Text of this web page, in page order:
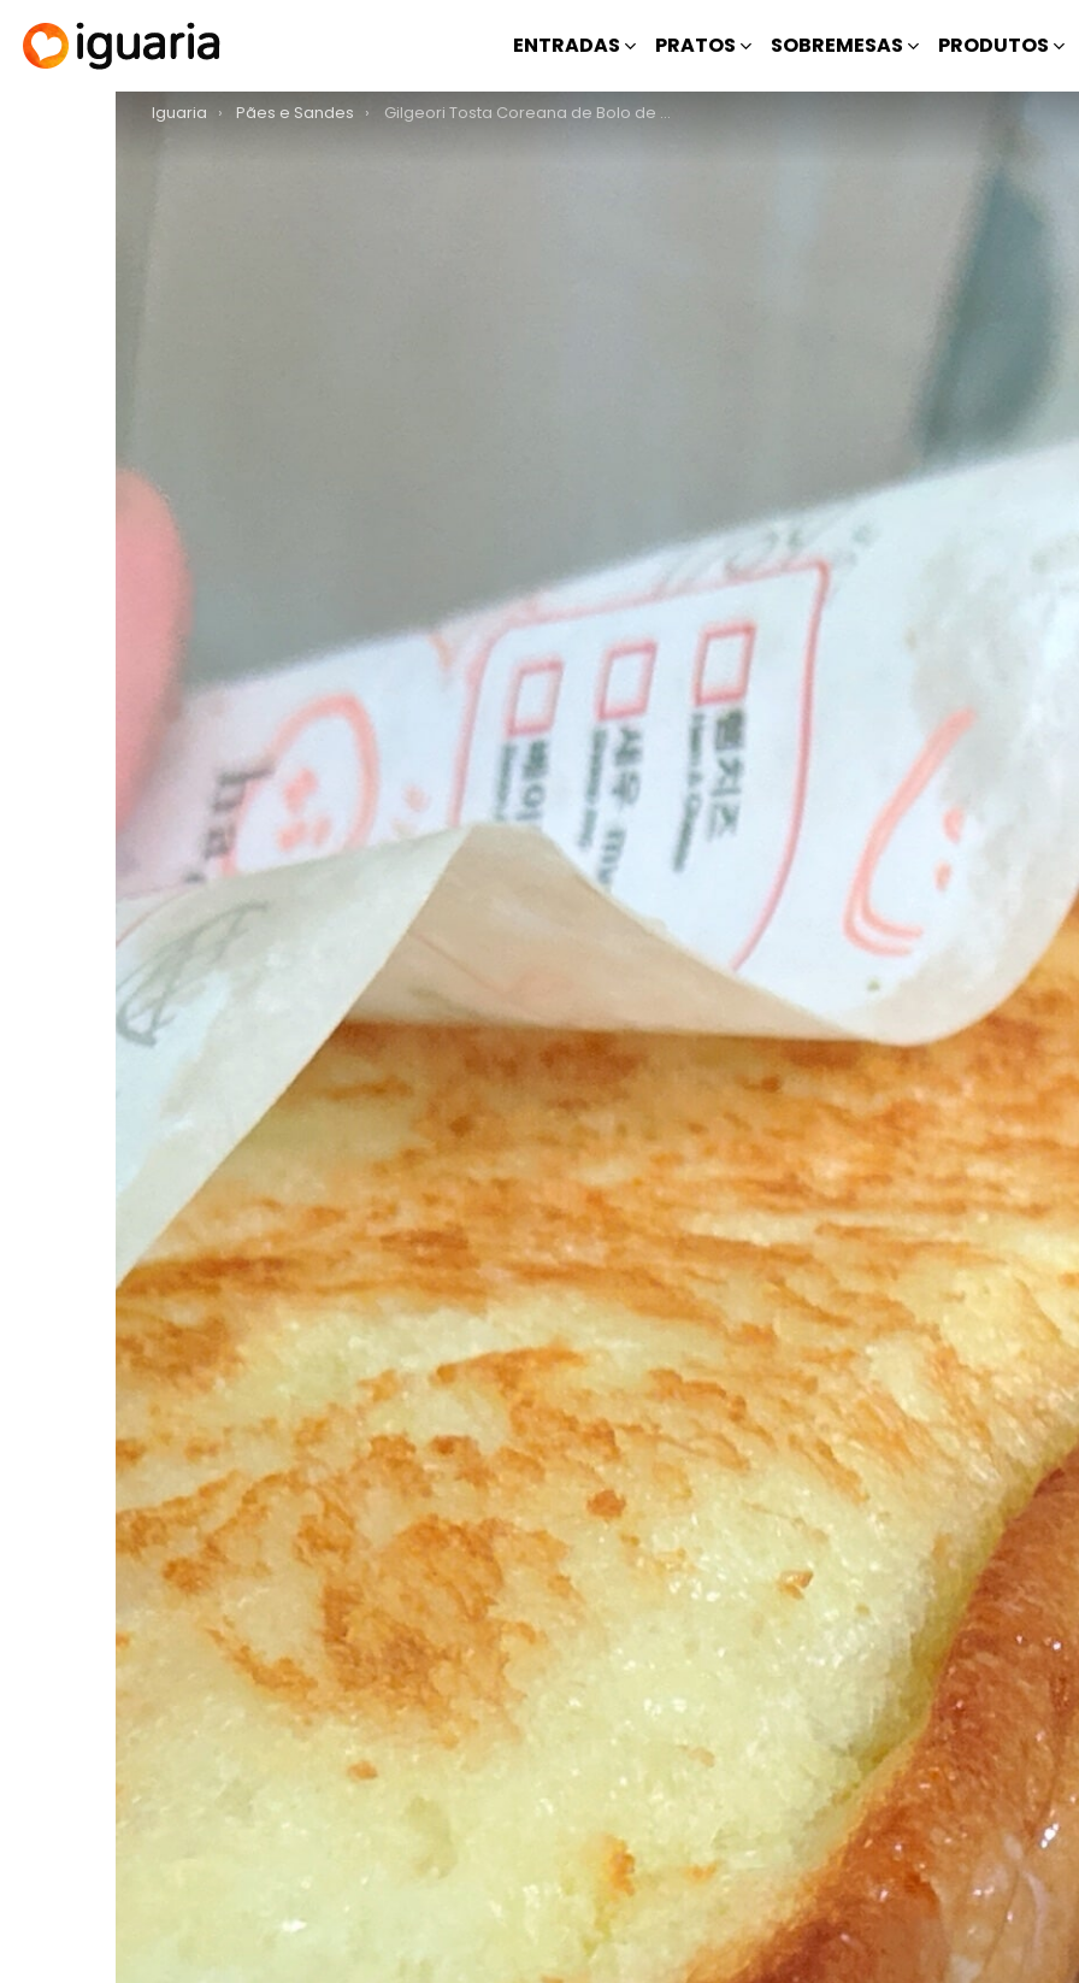
ENTRADAS PRATOS SOBREMESAS PRODUTOS
You are here:
Iguaria Pães e Sandes Gilgeori Tosta Coreana de Bolo de Peixe